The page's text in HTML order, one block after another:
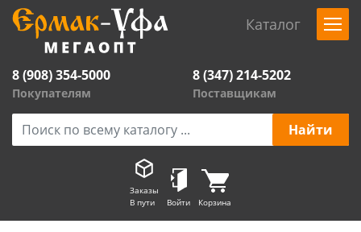
Каталог
8 (908) 354-5000
Покупателям
8 (347) 214-5202
Поставщикам
Заказы
В пути
Войти Корзина